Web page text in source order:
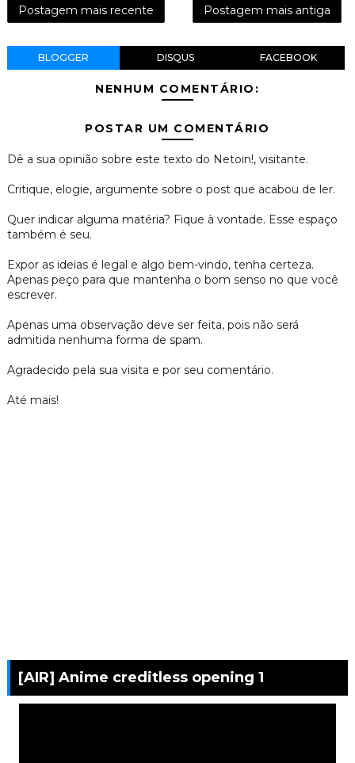
Postagem mais recente Postagem mais antiga
BLOGGER DISQUS FACEBOOK
NENHUM COMENTÁRIO:
POSTAR UM COMENTÁRIO
Dê a sua opinião sobre este texto do Netoin!, visitante.
Critique, elogie, argumente sobre o post que acabou de ler.
Quer indicar alguma matéria? Fique à vontade. Esse espaço
também é seu.
Expor as ideias é legal e algo bem-vindo, tenha certeza.
Apenas peço para que mantenha o bom senso no que você
escrever.
Apenas uma observação deve ser feita, pois não será
admitida nenhuma forma de spam.
Agradecido pela sua visita e por seu comentário.
Até mais!
[AIR] Anime creditless opening 1